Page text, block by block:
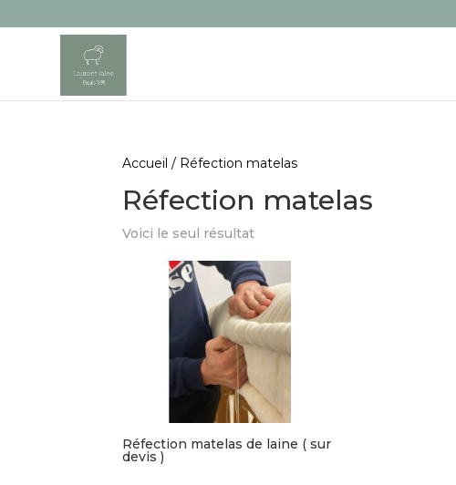
Accueil / Réfection matelas
Réfection matelas
Voici le seul résultat
Réfection matelas de laine ( sur
devis )